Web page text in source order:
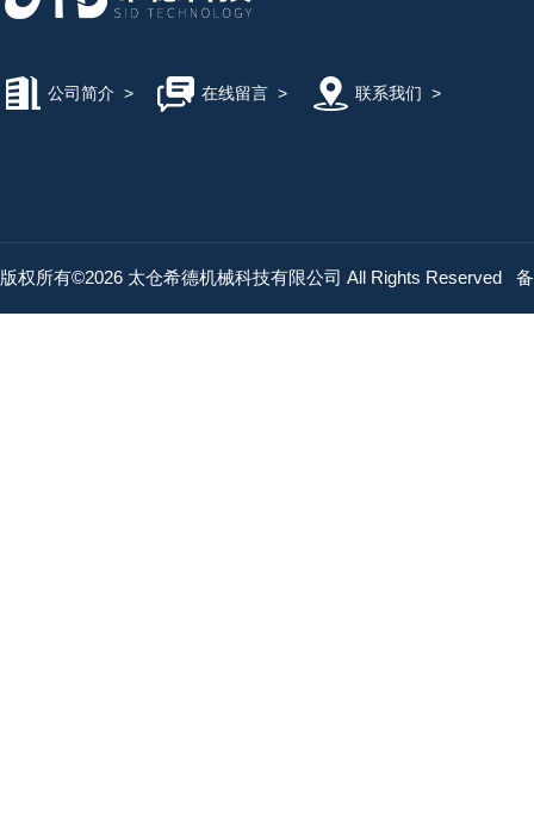
公司简介 > 在线留言> 联系我们 >
版权所有©2026 太仓希德机械科技有限公司 All Rights Reserved